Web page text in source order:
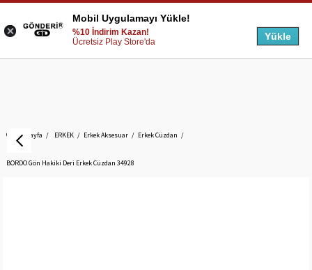
Anasayfa ERKEK Erkek Aksesuar Erkek Cüzdan
BORDO Gön Hakiki Deri Erkek Cüzdan 34928
Mobil Uygulamayı Yükle!
%10 İndirim Kazan!
Ücretsiz Play Store'da
Yükle